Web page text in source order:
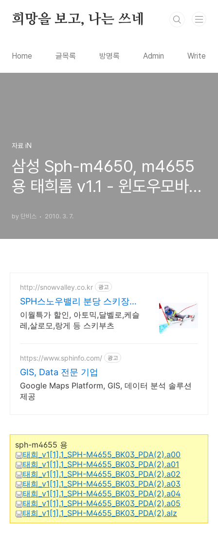
희망을 보고, 나는 쓰네
Home 글목록 방명록 Admin Write
자료 iN
삼성 Sph-m4650, m4655
용 태희롬 v1.1 - 윈도우모바일
일
by 단비스 2010. 3. 7.
http://snowvalley.co.kr 광고
SPH스노우밸리 분당 스키장비
의 모든것!
이월특가 할인, 아토믹,달벨로,케슬
레,살로모,랑게 등 스키부츠
https://www.sphinfo.com/ 광고
GIS, Data 전문 기업
Google Maps Platform, GIS, 데이터 분석 솔루션
제공
sph-m4655 용
태희_v1[1].1_SPH-M4655_BK03_PDA(2).a00
태희_v1[1].1_SPH-M4655_BK03_PDA(2).a01
태희_v1[1].1_SPH-M4655_BK03_PDA(2).a02
태희_v1[1].1_SPH-M4655_BK03_PDA(2).a03
태희_v1[1].1_SPH-M4655_BK03_PDA(2).a04
태희_v1[1].1_SPH-M4655_BK03_PDA(2).a05
태희_v1[1].1_SPH-M4655_BK03_PDA(2).alz